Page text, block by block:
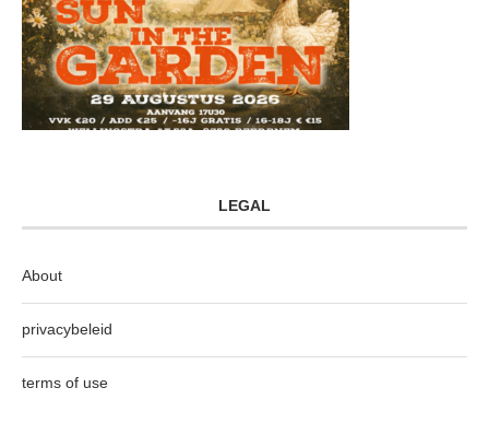
LEGAL
About
privacybeleid
terms of use